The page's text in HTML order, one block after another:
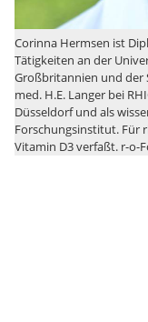
Corinna Hermsen ist
Tätigkeiten an der
Großbritannien und der
med. H.E. Langer bei
Düsseldorf und als
Forschungsinstitut. Für
Vitamin D3 verfaßt. r-o-